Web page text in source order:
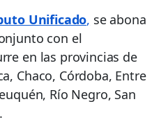
Unificado, se abona
con el
en las provincias de
Chaco, Córdoba, Entre
Río Negro, San